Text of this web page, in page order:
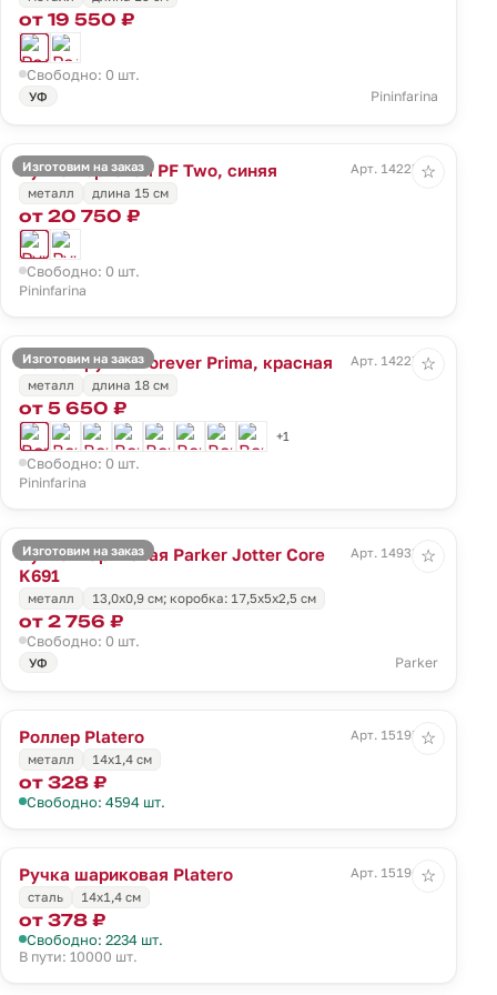
от 19 550 ₽
Свободно: 0 шт.
УФ Pininfarina
Изготовим на заказ
Ручка перьевая PF Two, синяя
Арт. 14225.40
металл
длина 15 см
от 20 750 ₽
Свободно: 0 шт.
Pininfarina
☆
Изготовим на заказ
Вечная ручка Forever Prima, красная
Арт. 14227.50
металл
длина 18 см
от 5 650 ₽
+1
Свободно: 0 шт.
Pininfarina
☆
Изготовим на заказ
Ручка шариковая Parker Jotter Core
K691
Арт. 14933.00
металл 13,0х0,9 см; коробка: 17,5х5х2,5 см
от 2 756 ₽
Свободно: 0 шт.
УФ Parker
☆
Роллер Platero
Арт. 15195.00
металл
14х1,4 см
от 328 ₽
Свободно: 4594 шт.
☆
Ручка шариковая Platero
Арт. 15196.00
сталь
14х1,4 см
от 378 ₽
Свободно: 2234 шт.
В пути: 10000 шт.
☆